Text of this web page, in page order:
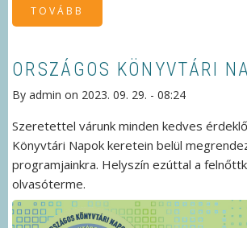
TOVÁBB
HETE
)
ORSZÁGOS KÖNYVTÁRI
By admin on 2023. 09. 29. - 08:24
Szeretettel várunk minden kedves
Könyvtári Napok keretein belül
programjainkra. Helyszín ezúttal a
olvasóterme.